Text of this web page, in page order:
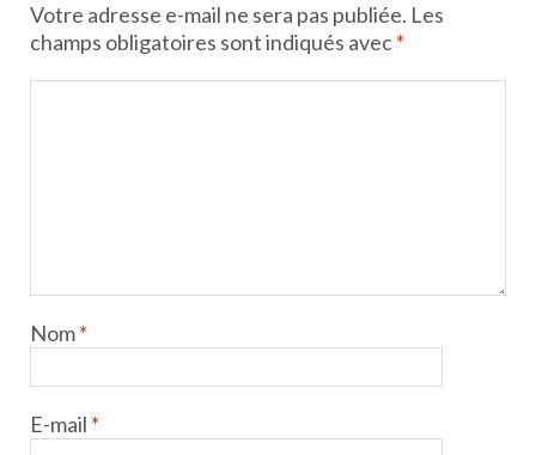
Votre adresse e-mail ne sera pas publiée. Les
champs obligatoires sont indiqués avec*
Nom*
E-mail *